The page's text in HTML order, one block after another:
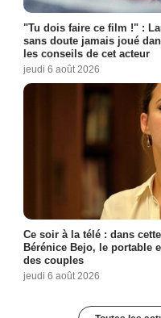
"Tu dois faire ce film !" :
sans doute jamais joué
les conseils de cet acteur
jeudi 6 août 2026
Ce soir à la télé : dans
Bérénice Bejo, le portable
des couples
jeudi 6 août 2026